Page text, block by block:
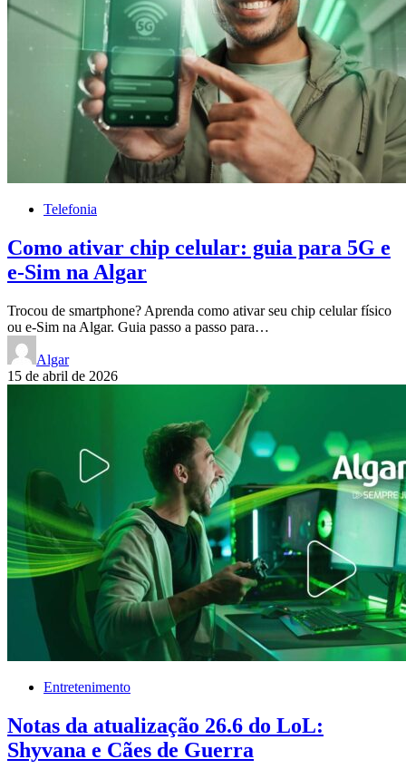
Telefonia
Como ativar chip celular: guia para 5G e
e-Sim na Algar
Trocou de smartphone? Aprenda como ativar seu chip celular físico
ou e-Sim na Algar. Guia passo a passo para…
Algar
15 de abril de 2026
Entretenimento
Notas da atualização 26.6 do LoL:
Shyvana e Cães de Guerra